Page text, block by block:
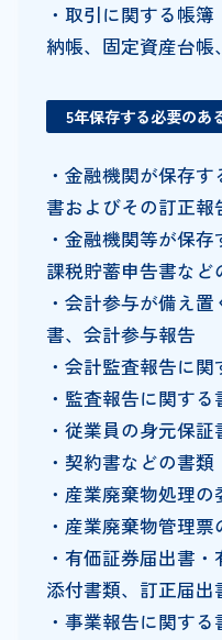
・取引に関する帳
納帳、固定資産台帳
5年保存する必要のあ
・金融機関が保存
書およびその訂正報
・金融機関等が保
課税貯蓄申告書など
・会計参与が備え
書、会計参与報告
・会計監査報告に関
・監査報告に関する
・従業員の身元保証
・契約書などの書類
・産業廃棄物処理
・産業廃棄物管理票
・有価証券届出書
添付書類、訂正届出
・事業報告に関する